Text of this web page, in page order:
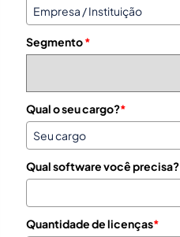
z
i
l
5
Segmento*
Qual o seu cargo?*
Qual software você precisa?
Quantidade de licenças*